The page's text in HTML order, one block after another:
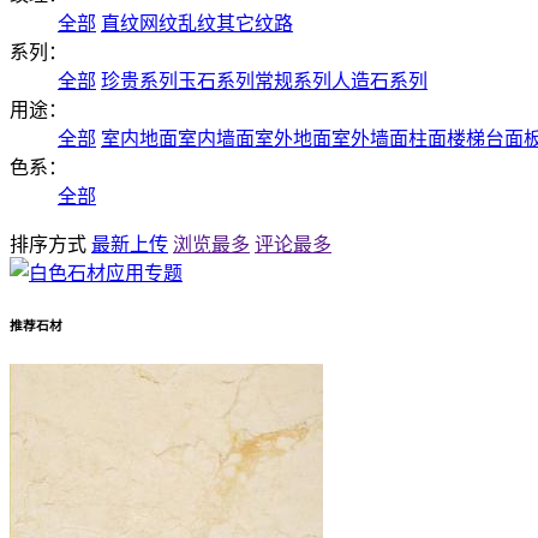
全部 直纹网纹乱纹其它纹路
系列：
全部 珍贵系列 玉石系列 常规系列 人造石系列
用途：
全部 室内地面室内墙面室外地面室外墙面柱面楼梯台面
色系：
全部
排序方式 最新上传 浏览最多 评论最多
推荐石材